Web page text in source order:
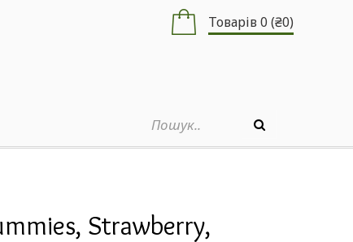
Товарів 0 (₴0)
Strawberry,